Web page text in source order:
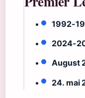
1992-
2024-
August
24. mai